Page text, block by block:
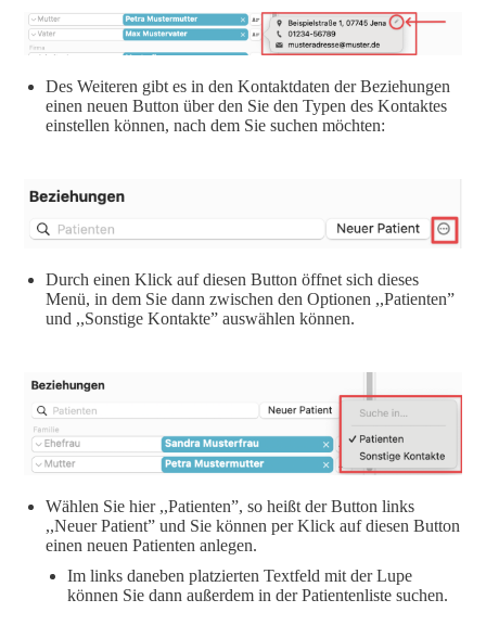
Des Weiteren gibt es in den Kontaktdaten der Beziehungen
einen neuen Button über den Sie den Typen des Kontaktes
einstellen können, nach dem Sie suchen möchten:
Durch einen Klick auf diesen Button öffnet sich dieses
Menü, in dem Sie dann zwischen den Optionen ,,Patienten”
und ,,Sonstige Kontakte” auswählen können.
Wählen Sie hier ,,Patienten”, so heißt der Button links
,,Neuer Patient” und Sie können per Klick auf diesen Button
einen neuen Patienten anlegen.
Im links daneben platzierten Textfeld mit der Lupe
können Sie dann außerdem in der Patientenliste suchen.